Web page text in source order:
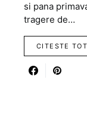
si pana
tragere de…
CITESTE TOT